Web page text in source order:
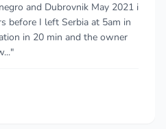
and Dubrovnik May 2021 i
before I left Serbia at 5am in
in 20 min and the owner